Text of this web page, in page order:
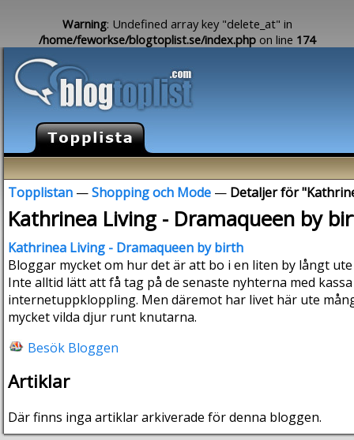
Warning: Undefined array key "delete_at" in
/home/feworkse/blogtoplist.se/index.php on line 174
Topplistan —Shopping och Mode — Detaljer för
Kathrinea Living - Dramaqueen by
Kathrinea Living - Dramaqueen by birth
Bloggar mycket om hur det är att bo i en liten by långt
Inte alltid lätt att få tag på de senaste nyhterna med
internetuppkloppling. Men däremot har livet här ute
mycket vilda djur runt knutarna.
Besök Bloggen
Artiklar
Där finns inga artiklar arkiverade för denna bloggen.